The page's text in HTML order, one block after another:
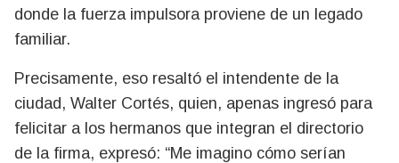
donde la fuerza impulsora proviene de un legado
familiar.
Precisamente, eso resaltó el intendente de la
ciudad, Walter Cortés, quien, apenas ingresó para
felicitar a los hermanos que integran el directorio
de la firma, expresó: “Me imagino cómo serían